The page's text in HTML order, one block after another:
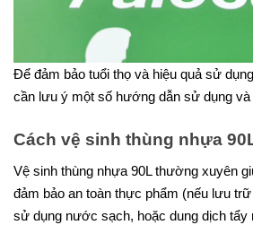
Để đảm bảo tuổi thọ và hiệu quả sử
cần lưu ý một số hướng dẫn sử dụng và
Cách vệ sinh thùng nhựa
Vệ sinh thùng nhựa 90L thường xuyên
đảm bảo an toàn thực phẩm (nếu lưu
sử dụng nước sạch, hoặc dung dịch tẩy